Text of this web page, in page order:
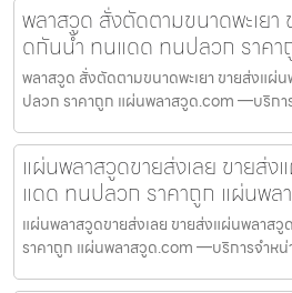
พลาสวูด สั่งตัดตามขนาดพะเยา
ดกันน้ำ ทนแดด ทนปลวก ราค
พลาสวูด สั่งตัดตามขนาดพะเยา ขายส่งแ
ปลวก ราคาถูก แผ่นพลาสวูด.com —บริกา
แผ่นพลาสวูดขายส่งเลย ขายส่
แดด ทนปลวก ราคาถูก แผ่นพล
แผ่นพลาสวูดขายส่งเลย ขายส่งแผ่นพลาส
ราคาถูก แผ่นพลาสวูด.com —บริการจำห